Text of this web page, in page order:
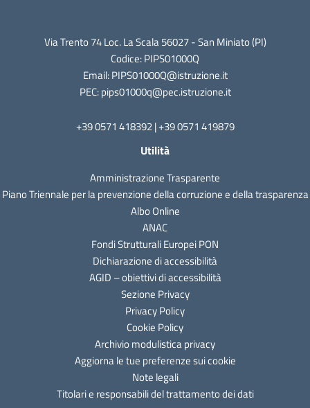
Via Trento 74 Loc. La Scala 56027 - San Miniato (PI)
Codice: PIPS01000Q
Email: PIPS01000Q@istruzione.it
PEC: pips01000q@pec.istruzione.it
+39 0571 418392 | +39 0571 419879
Utilità
Amministrazione Trasparente
Piano Triennale per la prevenzione della corruzione e della trasparenza
Albo Online
ANAC
Fondi Strutturali Europei PON
Dichiarazione di accessibilità
AGID – obiettivi di accessibilità
Sezione Privacy
Privacy Policy
Cookie Policy
Archivio modulistica privacy
Aggiorna le tue preferenze sui cookie
Note legali
Titolari e responsabili del trattamento dei dati